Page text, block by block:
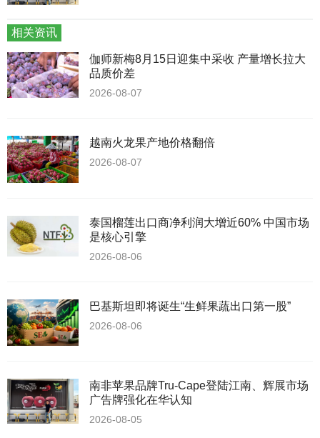
相关资讯
伽师新梅8月15日迎集中采收 产量增长拉大
品质价差
2026-08-07
越南火龙果产地价格翻倍
2026-08-07
泰国榴莲出口商净利润大增近60% 中国市场
是核心引擎
2026-08-06
巴基斯坦即将诞生“生鲜果蔬出口第一股”
2026-08-06
南非苹果品牌Tru-Cape登陆江南、辉展市场
广告牌强化在华认知
2026-08-05